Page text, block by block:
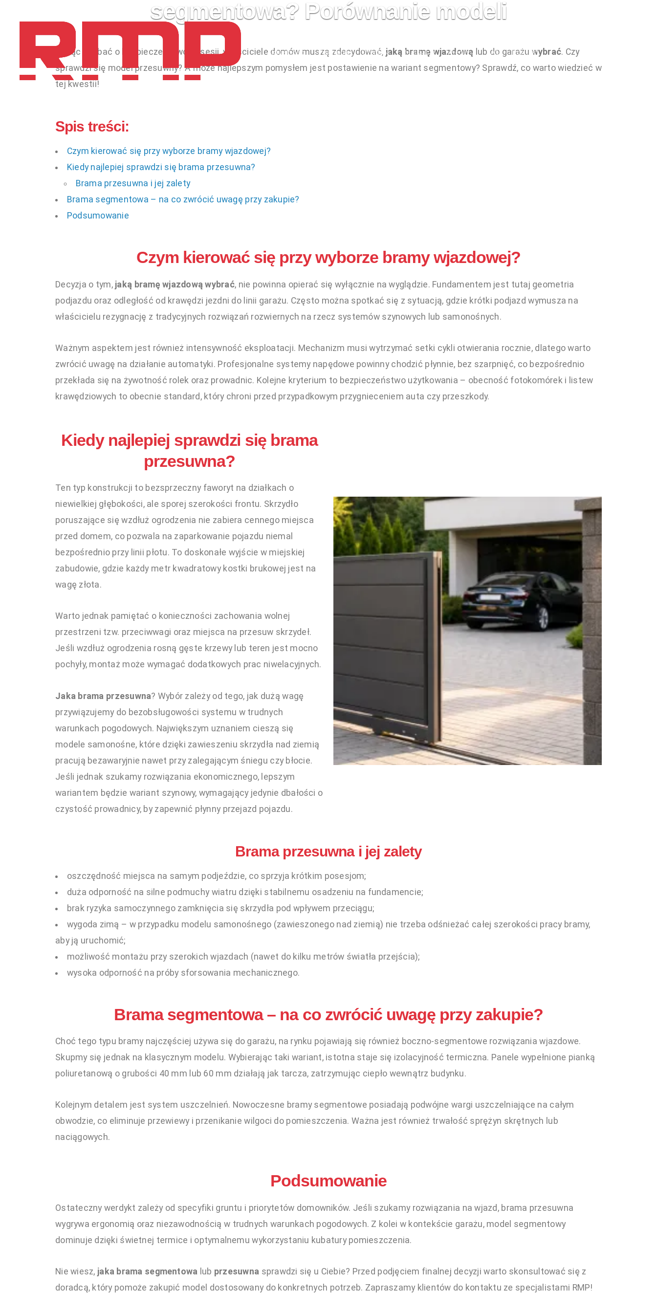
Aktualności Promocje Oferta Realizacje Więcej FAQ Kontakt
segmentowa? Porównanie modeli
Chcąc zadbać o bezpieczeństwo posesji, właściciele domów muszą zdecydować, jaką bramę wjazdową lub do garażu wybrać. Czy
sprawdzi się model przesuwny? A może najlepszym pomysłem jest postawienie na wariant segmentowy? Sprawdź, co warto wiedzieć w
tej kwestii!
Spis treści:
Czym kierować się przy wyborze bramy wjazdowej?
Kiedy najlepiej sprawdzi się brama przesuwna?
Brama przesuwna i jej zalety
Brama segmentowa – na co zwrócić uwagę przy zakupie?
Podsumowanie
Czym kierować się przy wyborze bramy wjazdowej?
Decyzja o tym, jaką bramę wjazdową wybrać, nie powinna opierać się wyłącznie na wyglądzie. Fundamentem jest tutaj geometria
podjazdu oraz odległość od krawędzi jezdni do linii garażu. Często można spotkać się z sytuacją, gdzie krótki podjazd wymusza na
właścicielu rezygnację z tradycyjnych rozwiązań rozwiernych na rzecz systemów szynowych lub samonośnych.
Ważnym aspektem jest również intensywność eksploatacji. Mechanizm musi wytrzymać setki cykli otwierania rocznie, dlatego warto
zwrócić uwagę na działanie automatyki. Profesjonalne systemy napędowe powinny chodzić płynnie, bez szarpnięć, co bezpośrednio
przekłada się na żywotność rolek oraz prowadnic. Kolejne kryterium to bezpieczeństwo użytkowania – obecność fotokomórek i listew
krawędziowych to obecnie standard, który chroni przed przypadkowym przygnieceniem auta czy przeszkody.
Kiedy najlepiej sprawdzi się brama
przesuwna?
Ten typ konstrukcji to bezsprzeczny faworyt na działkach o
niewielkiej głębokości, ale sporej szerokości frontu. Skrzydło
poruszające się wzdłuż ogrodzenia nie zabiera cennego miejsca
przed domem, co pozwala na zaparkowanie pojazdu niemal
bezpośrednio przy linii płotu. To doskonałe wyjście w miejskiej
zabudowie, gdzie każdy metr kwadratowy kostki brukowej jest na
wagę złota.
Warto jednak pamiętać o konieczności zachowania wolnej
przestrzeni tzw. przeciwwagi oraz miejsca na przesuw skrzydeł.
Jeśli wzdłuż ogrodzenia rosną gęste krzewy lub teren jest mocno
pochyły, montaż może wymagać dodatkowych prac niwelacyjnych.
Jaka brama przesuwna? Wybór zależy od tego, jak dużą wagę
przywiązujemy do bezobsługowości systemu w trudnych
warunkach pogodowych. Największym uznaniem cieszą się
modele samonośne, które dzięki zawieszeniu skrzydła nad ziemią
pracują bezawaryjnie nawet przy zalegającym śniegu czy błocie.
Jeśli jednak szukamy rozwiązania ekonomicznego, lepszym
wariantem będzie wariant szynowy, wymagający jedynie dbałości o
czystość prowadnicy, by zapewnić płynny przejazd pojazdu.
Brama przesuwna i jej zalety
oszczędność miejsca na samym podjeździe, co sprzyja krótkim posesjom;
duża odporność na silne podmuchy wiatru dzięki stabilnemu osadzeniu na fundamencie;
brak ryzyka samoczynnego zamknięcia się skrzydła pod wpływem przeciągu;
wygoda zimą – w przypadku modelu samonośnego (zawieszonego nad ziemią) nie trzeba odśnieżać całej szerokości pracy bramy,
aby ją uruchomić;
możliwość montażu przy szerokich wjazdach (nawet do kilku metrów światła przejścia);
wysoka odporność na próby sforsowania mechanicznego.
Brama segmentowa – na co zwrócić uwagę przy zakupie?
Choć tego typu bramy najczęściej używa się do garażu, na rynku pojawiają się również boczno-segmentowe rozwiązania wjazdowe.
Skupmy się jednak na klasycznym modelu. Wybierając taki wariant, istotna staje się izolacyjność termiczna. Panele wypełnione pianką
poliuretanową o grubości 40 mm lub 60 mm działają jak tarcza, zatrzymując ciepło wewnątrz budynku.
Kolejnym detalem jest system uszczelnień. Nowoczesne bramy segmentowe posiadają podwójne wargi uszczelniające na całym
obwodzie, co eliminuje przewiewy i przenikanie wilgoci do pomieszczenia. Ważna jest również trwałość sprężyn skrętnych lub
naciągowych.
Podsumowanie
Ostateczny werdykt zależy od specyfiki gruntu i priorytetów domowników. Jeśli szukamy rozwiązania na wjazd, brama przesuwna
wygrywa ergonomią oraz niezawodnością w trudnych warunkach pogodowych. Z kolei w kontekście garażu, model segmentowy
dominuje dzięki świetnej termice i optymalnemu wykorzystaniu kubatury pomieszczenia.
Nie wiesz, jaka brama segmentowa lub przesuwna sprawdzi się u Ciebie? Przed podjęciem finalnej decyzji warto skonsultować się z
doradcą, który pomoże zakupić model dostosowany do konkretnych potrzeb. Zapraszamy klientów do kontaktu ze specjalistami RMP!